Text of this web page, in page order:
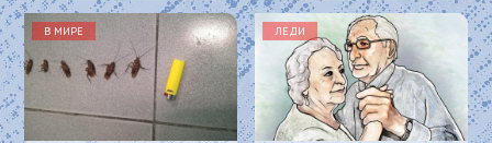
В МИРЕ ЛЕДИ